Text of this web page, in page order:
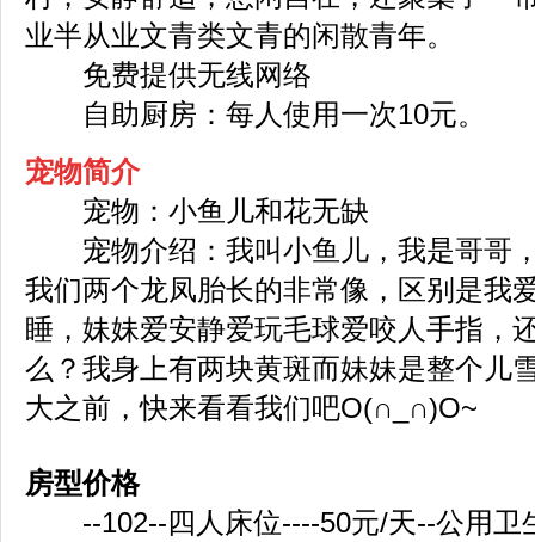
业半从业文青类文青的闲散青年。
免费提供无线网络
自助厨房：每人使用一次10元。
宠物简介
宠物：小鱼儿和花无缺
宠物介绍：我叫小鱼儿，我是哥哥
我们两个龙凤胎长的非常像，区别是我
睡，妹妹爱安静爱玩毛球爱咬人手指，
么？我身上有两块黄斑而妹妹是整个儿
大之前，快来看看我们吧O(∩_∩)O~
房型价格
--102--四人床位----50元/天--公用卫